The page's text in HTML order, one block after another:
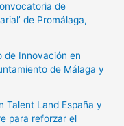
de
de Promálaga,
de Innovación en
de Málaga y
Talent Land España y
para reforzar el